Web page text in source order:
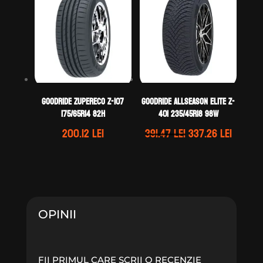
245.87 lei. 323.01 lei.
GOODRIDE ZUPERECO Z-107
175/65R14 82H
200.12lei
GOODRIDE ALLSEASON ELITE Z-
401 235/45R18 98W
391.47leiPrețul
337.26leiPrețul
OPINII
FII PRIMUL CARE SCRII O RECENZIE